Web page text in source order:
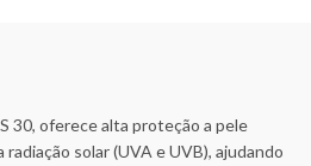
30, oferece alta proteção a pele
solar (UVA e UVB), ajudando